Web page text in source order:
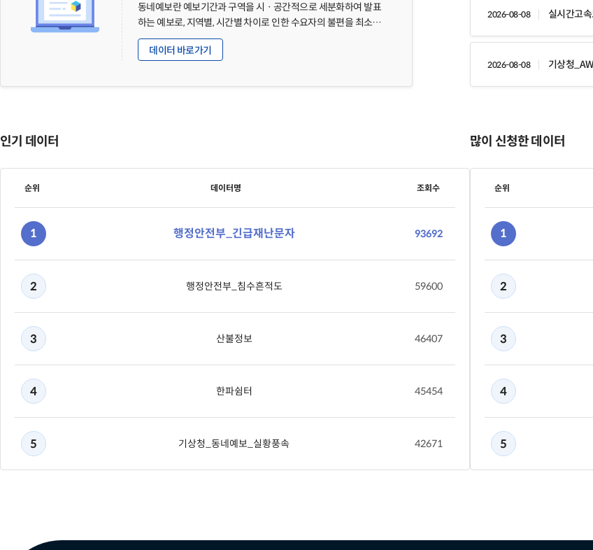
동네예보란 예보기간과 구역을 시ㆍ공간적으로 세분화하여 발표
하는 예보로, 지역별, 시간별 차이로 인한 수요자의 불편을 최소화
하기 위해 전국을 5km * 5km 간격의 격자(동서 149(745km) ×
남북 253(1.265km)), 총 37,697개로 나누어, 3시간 마다 읍, 면, 동
데이터 바로가기
2026-08-08 실시간고
2026-08-08 기상청
인기 데이터
순위 데이터명 조회수
1 행정안전부_긴급재난문자 93692
2 행정안전부_침수흔적도 59600
3 산불정보 46407
4 한파쉼터 45454
5 기상청_동네예보_실황풍속 42671
많이 신청한 데이터
순위
1
2
3
4
5